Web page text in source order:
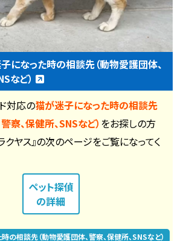
になった時の相談先（動物愛護団体、
など）
対応の猫が迷子になった時の相談先
察、保健所、SNSなど） をお探しの方
クヤス』の次のページをご覧になってく
ペット探偵
の詳細
の相談先（動物愛護団体、警察、保健所、SNSなど）